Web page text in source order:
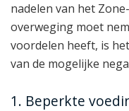
nadelen van het
overweging moet
voordelen heeft, is
van de mogelijke
1. Beperkte